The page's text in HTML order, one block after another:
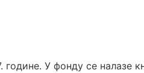
године. У фонду се налазе